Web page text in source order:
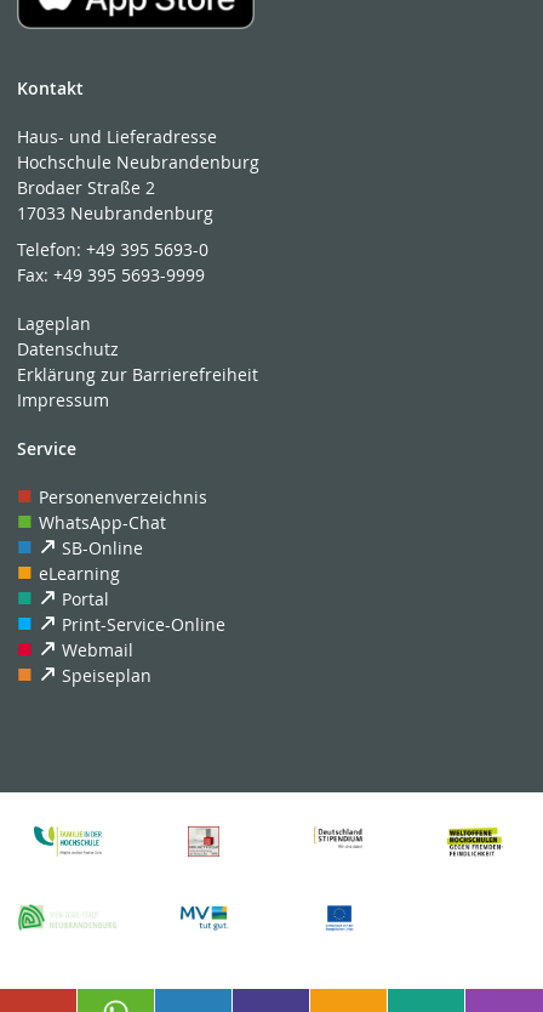
Kontakt
Haus- und Lieferadresse
Hochschule Neubrandenburg
Brodaer Straße 2
17033 Neubrandenburg
Telefon:+49 395 5693-0
Fax:+49 395 5693-9999
Lageplan
Datenschutz
Erklärung zur Barrierefreiheit
Impressum
Service
Personenverzeichnis
WhatsApp-Chat
SB-Online
eLearning
Portal
Print-Service-Online
Webmail
Speiseplan